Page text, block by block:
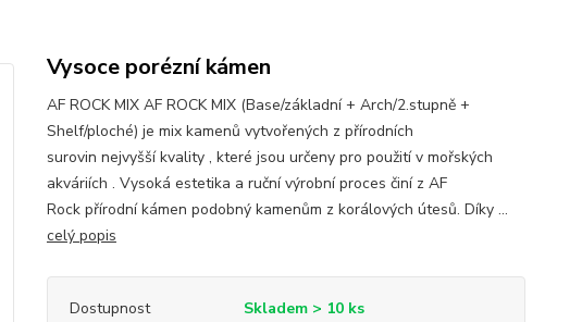
Vysoce porézní kámen
AF ROCK MIX AF ROCK MIX (Base/základní + Arch/2.stupně +
Shelf/ploché) je mix kamenů vytvořených z přírodních
surovin nejvyšší kvality , které jsou určeny pro použití v mořských
akváriích . Vysoká estetika a ruční výrobní proces činí z AF
Rock přírodní kámen podobný kamenům z korálových útesů. Díky ...
celý popis
Dostupnost
Skladem > 10 ks